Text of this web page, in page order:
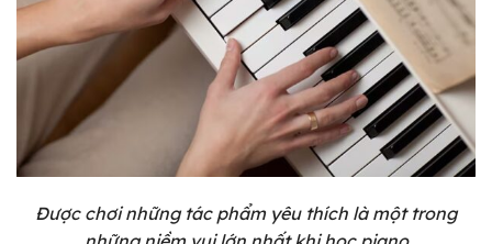
Được chơi những tác phẩm yêu thích là một trong